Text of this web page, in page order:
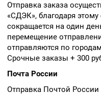
Отправка заказа
«СДЭК», благодаря
сокращается на один
перемещение
отправляются по
Срочные заказы + 300
Почта России
Отправка Почтой России